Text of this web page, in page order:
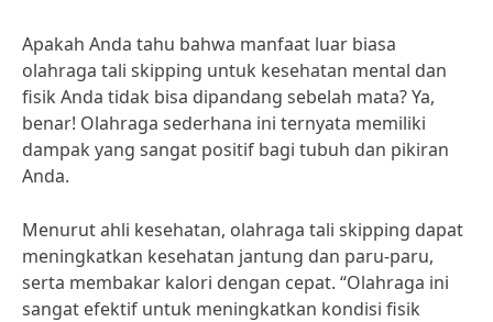
Apakah Anda tahu bahwa manfaat luar biasa
olahraga tali skipping untuk kesehatan mental dan
fisik Anda tidak bisa dipandang sebelah mata? Ya,
benar! Olahraga sederhana ini ternyata memiliki
dampak yang sangat positif bagi tubuh dan pikiran
Anda.
Menurut ahli kesehatan, olahraga tali skipping dapat
meningkatkan kesehatan jantung dan paru-paru,
serta membakar kalori dengan cepat. “Olahraga ini
sangat efektif untuk meningkatkan kondisi fisik